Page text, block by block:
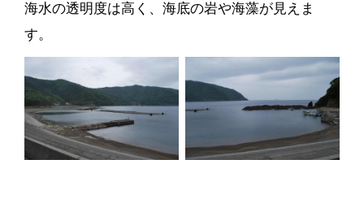
海水の透明度は高く、海底の岩や海藻が見えま
す。